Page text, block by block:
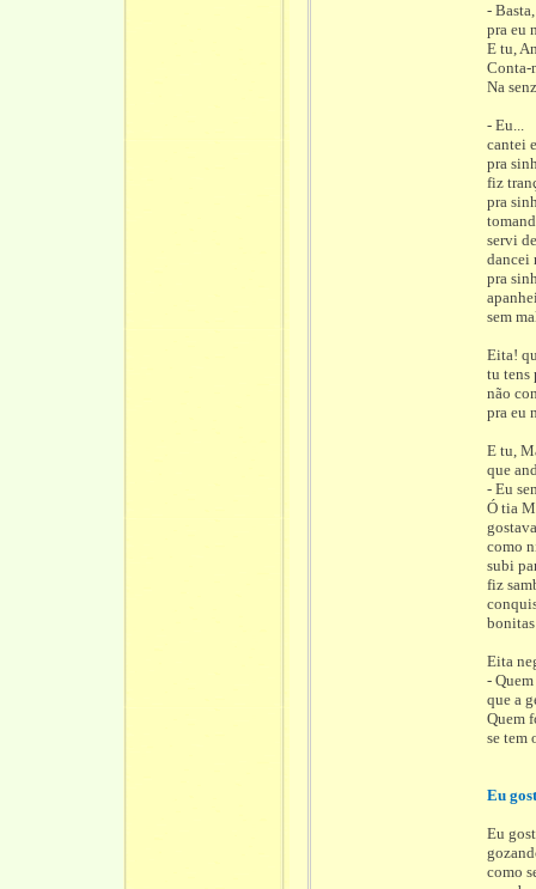
-
pra eu
E tu,
Conta-
Na
- Eu...
cantei
pra
fiz
pra
servi
dancei
pra
sem
Eita!
tu tens
não
pra eu
E tu,
que
- Eu
Ó tia
como
subi
fiz
Eita
-
que a
Quem
se tem
Eu
Eu
como